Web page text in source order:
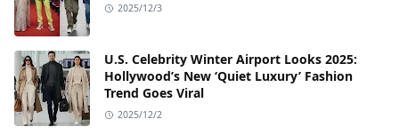
2025/12/3
U.S. Celebrity Winter Airport Looks 2025:
Hollywood’s New ‘Quiet Luxury’ Fashion
Trend Goes Viral
2025/12/2